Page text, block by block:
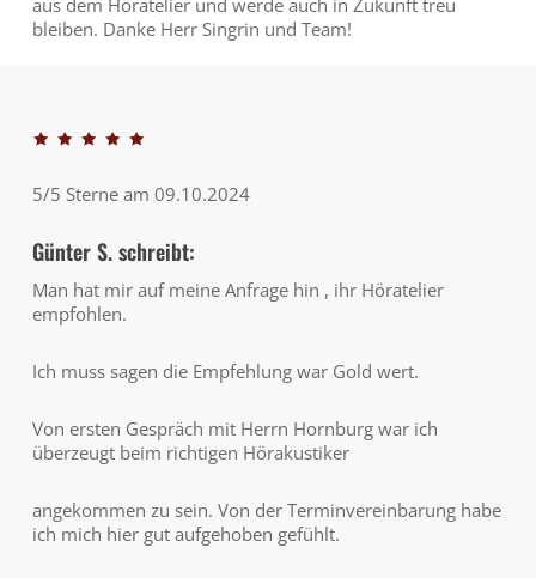
aus dem Höratelier und werde auch in Zukunft treu
bleiben. Danke Herr Singrin und Team!
5/5 Sterne am 09.10.2024
Günter S. schreibt:
Man hat mir auf meine Anfrage hin , ihr Höratelier
empfohlen.
Ich muss sagen die Empfehlung war Gold wert.
Von ersten Gespräch mit Herrn Hornburg war ich
überzeugt beim richtigen Hörakustiker
angekommen zu sein. Von der Terminvereinbarung habe
ich mich hier gut aufgehoben gefühlt.